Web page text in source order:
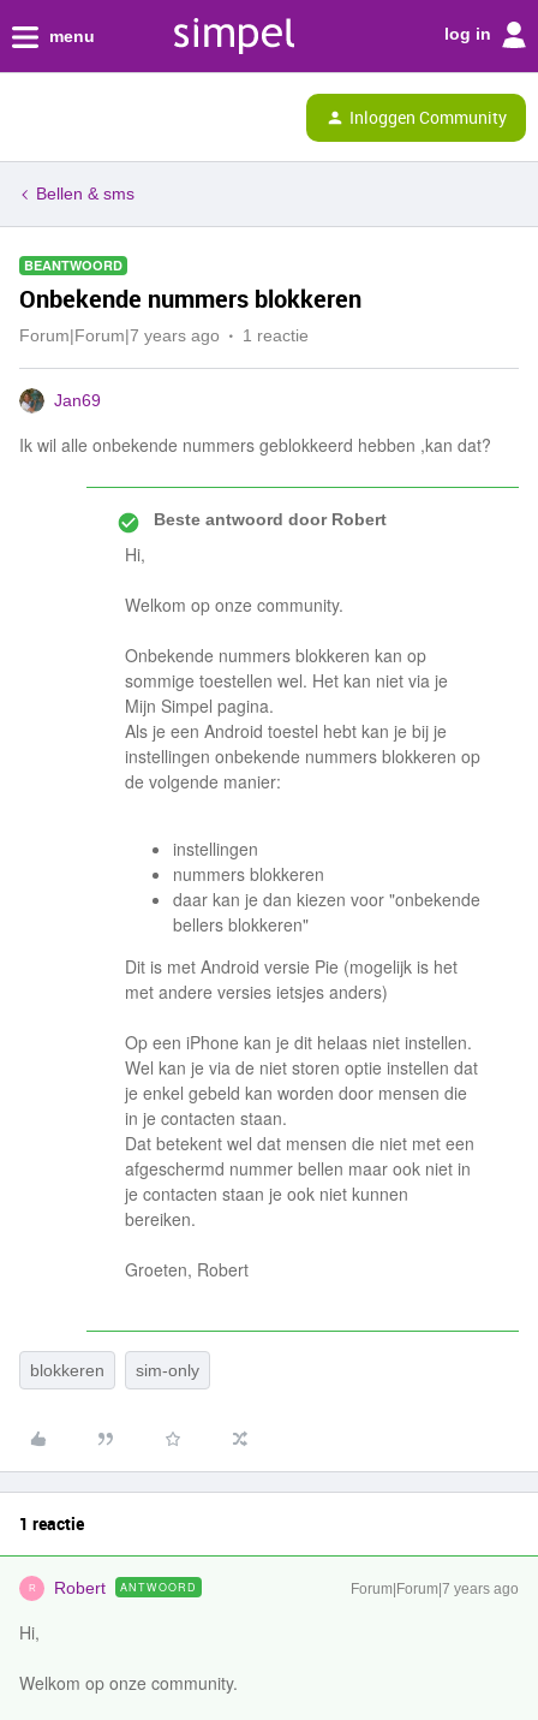
menu log in
Inloggen Community
Bellen & sms
BEANTWOORD
Onbekende nummers blokkeren
Forum|Forum|7 years ago 1 reactie
Jan69
Ik wil alle onbekende nummers geblokkeerd hebben ,kan dat?
Beste antwoord doorRobert
Hi,
Welkom op onze community.
Onbekende nummers blokkeren kan op
sommige toestellen wel. Het kan niet via je
Mijn Simpel pagina.
Als je een Android toestel hebt kan je bij je
instellingen onbekende nummers blokkeren op
de volgende manier:
instellingen
nummers blokkeren
daar kan je dan kiezen voor "onbekende
bellers blokkeren"
Dit is met Android versie Pie (mogelijk is het
met andere versies ietsjes anders)
Op een iPhone kan je dit helaas niet instellen.
Wel kan je via de niet storen optie instellen dat
je enkel gebeld kan worden door mensen die
in je contacten staan.
Dat betekent wel dat mensen die niet met een
afgeschermd nummer bellen maar ook niet in
je contacten staan je ook niet kunnen
bereiken.
Groeten, Robert
blokkeren sim-only
1 reactie
R Robert ANTWOORD Forum|Forum|7 years ago
Hi,
Welkom op onze community.